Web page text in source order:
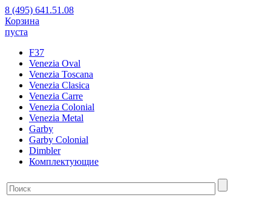
8 (495) 641.51.08
Корзина
пуста
F37
Venezia Oval
Venezia Toscana
Venezia Clasica
Venezia Carre
Venezia Colonial
Venezia Metal
Garby
Garby Colonial
Dimbler
Комплектующие